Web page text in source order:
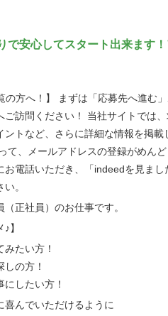
で安心してスタート出来ます
の方へ！】 まずは「応募先へ進む
ご訪問ください！ 当社サイトでは、
ントなど、さらに詳細な情報を掲載
て、メールアドレスの登録がめん
電話いただき、「indeedを見まし
。
正社員）のお仕事です。
】
みたい方！
しの方！
にしたい方！
喜んでいただけるように